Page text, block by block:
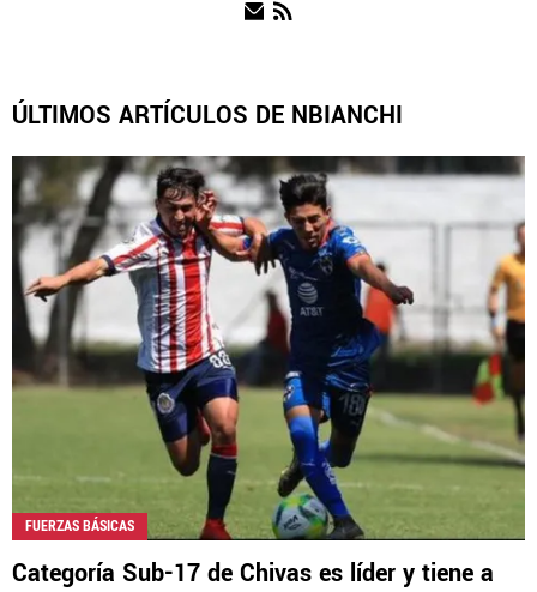
QUIENES SOMOS | STAFF | CONTACTO |
ESCRIBE EN REBAÑO PASIÓN
Rebaño Pasión es una sección especial del portal
Bolavip.com con información destinada a los fans del Club
Chivas.
Esta sección no tiene relación alguna con el club. Para visitar
el sitio oficialhaz click aquí
Términos y Condiciones
Políticas de Privacidad
Política Editorial
Ad Choices
Rebaño Pasión, al igual que Futbol Sites, es una
compañía perteneciente a Better Collective. Todos
ÚLTIMOS ARTÍCULOS DE NBIANCHI
FUERZAS BÁSICAS
Categoría Sub-17 de Chivas es líder y tiene a